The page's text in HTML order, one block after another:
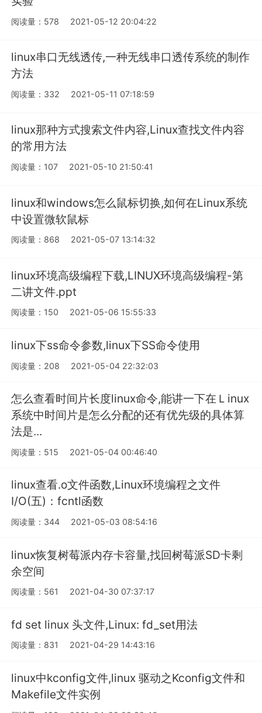
阅读量：578 2021-05-12 20:04:22
linux串口无线透传,一种无线串口透传系统的制作
方法
阅读量：332 2021-05-11 07:18:59
linux那种方式搜索文件内容,Linux查找文件内容
的常用方法
阅读量：107 2021-05-10 21:50:41
linux和windows怎么鼠标切换,如何在Linux系统
中设置微软鼠标
阅读量：868 2021-05-07 13:14:32
linux环境高级编程下载,LINUX环境高级编程-第
二讲文件.ppt
阅读量：150 2021-05-06 15:55:33
linux下ss命令参数,linux下SS命令使用
阅读量：208 2021-05-04 22:32:03
怎么查看时间片长度linux命令,能讲一下在Ｌinux
系统中时间片是怎么分配的还有优先级的具体算
法是...
阅读量：515 2021-05-04 00:46:40
linux查看.o文件函数,Linux环境编程之文件
I/O(五)：fcntl函数
阅读量：344 2021-05-03 08:54:16
linux恢复树莓派内存卡容量,找回树莓派SD卡剩
余空间
阅读量：561 2021-04-30 07:37:17
fd set linux 头文件,Linux: fd_set用法
阅读量：831 2021-04-29 14:43:16
linux中kconfig文件,linux 驱动之Kconfig文件和
Makefile文件实例